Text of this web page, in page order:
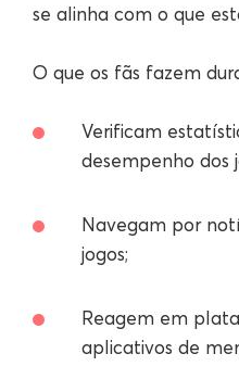
se alinha com o que
O que os fãs fazem
Verificam
desempenho dos
Navegam por
jogos;
Reagem em
aplicativos de